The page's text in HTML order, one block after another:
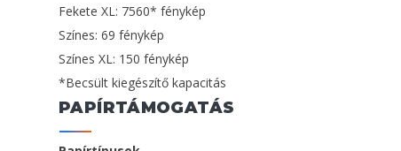
Fekete XL: 7560* fénykép
Színes: 69 fénykép
Színes XL: 150 fénykép
*Becsült kiegészítő kapacitás
PAPÍRTÁMOGATÁS